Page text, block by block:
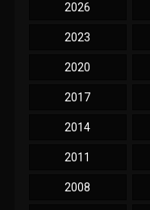
2026
2023
2020
2017
2014
2011
2008